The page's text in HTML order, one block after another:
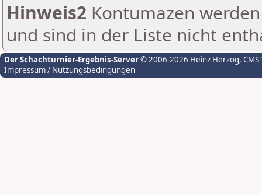
Hinweis2 Kontumazen
und sind in der Liste nicht
Der Schachturnier-Ergebnis-Server© 2006-2026 Heinz Herzog,
Impressum / Nutzungsbedingungen